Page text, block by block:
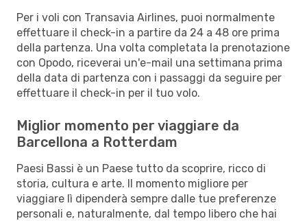
Per i voli con Transavia Airlines, puoi normalmente
effettuare il check-in a partire da 24 a 48 ore prima
della partenza. Una volta completata la prenotazione
con Opodo, riceverai un'e-mail una settimana prima
della data di partenza con i passaggi da seguire per
effettuare il check-in per il tuo volo.
Miglior momento per viaggiare da
Barcellona a Rotterdam
Paesi Bassi è un Paese tutto da scoprire, ricco di
storia, cultura e arte. Il momento migliore per
viaggiare lì dipenderà sempre dalle tue preferenze
personali e, naturalmente, dal tempo libero che hai